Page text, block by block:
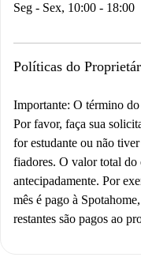
Seg - Sex, 10:00 - 18:00
Políticas do
Importante: O término
Por favor, faça sua
for estudante ou não
fiadores. O valor total do
antecipadamente. Por
mês é pago à
restantes são pagos ao